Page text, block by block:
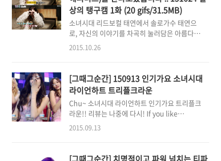
창법연구가 티파니 선생님의 가르침을 따라 눈
을 쏟아낼 것 같은 목소리로 불러보는 겨울창법
의 I(아이) 두 녀석은 ㅋㅋㅋ 웃어버리고 맙니
다. ^^ 매니저가 이제 가야 할 때라고 알려주자,
"우리 이제 행사가욤"하면서 카메라로 다가와
라에 브이! 쌍브이 발사! ..
상의 탱구캠 1화 (20 gifs/31.5MB)
소녀시대 리드보컬 태연에서 솔로가수 태연으
로, 자신의 이야기를 차곡히 눌러담은 아름다운
앨범을 가지고 돌아온 우리 탱구 그런 태연의 일
본을 처음 들었을 때 티파니가 수도꼭지를 틀어
놓은 것처럼 눈물을 쏟아냈다는 이야기
(http://tvcast.naver.com/v/557103 37분
57초, 태연과 티파니의 전화연결) 그래서 당사
자 티파니를 만나보았습니다. (저 말고 제작진
이요.....) 태연이 전용 마이크를 잡고서 태연이
분위기를 장난스럽게 웃으며 환하게 밝혀내는
2015.10.26
[그때그순간] 150913 인기가요 소녀시대
라이언하트 트리플크라운
Chu~ 소녀시대 라이언하트 인기가요 트리플크
라운!! 리뷰는 나중에 다시! If you like
TeamT's post or gif just tap HEART♥
2015.09.13
[그때그순간] 치명적이고 파워 넘치는 티파